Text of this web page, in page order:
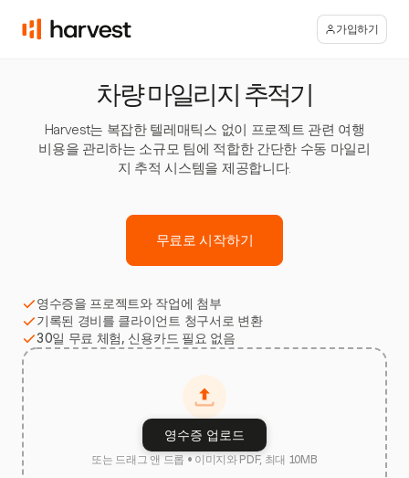
가입하기
차량 마일리지 추적기
Harvest는 복잡한 텔레매틱스 없이 프로젝트 관련 여행
비용을 관리하는 소규모 팀에 적합한 간단한 수동 마일리
지 추적 시스템을 제공합니다.
무료로 시작하기
영수증을 프로젝트와 작업에 첨부
기록된 경비를 클라이언트 청구서로 변환
30일 무료 체험, 신용카드 필요 없음
영수증 업로드
또는 드래그 앤 드롭 • 이미지와 PDF, 최대 10MB